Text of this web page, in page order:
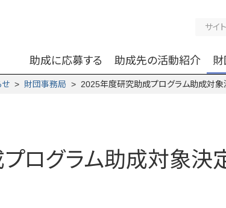
助成に応募する 助成先の活動紹介 財
せ > 財団事務局 > 2025年度研究助成プログラム助成対象
ログラム助成対象決